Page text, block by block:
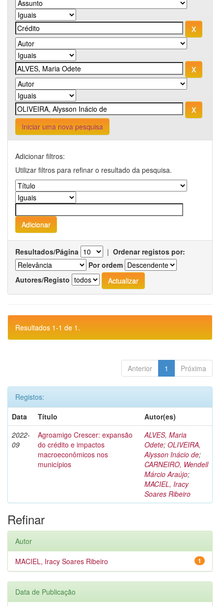
Iniciar uma nova pesquisa
Adicionar filtros:
Utilizar filtros para refinar o resultado da pesquisa.
Resultados/Página | Ordenar registos por:
Por ordem
Autores/Registo
Resultados 1-1 de 1.
Anterior 1 Próxima
Registos:
Data
Título
Autor(es)
2022-
09
Agroamigo Crescer: expansão
do crédito e impactos
macroeconômicos nos
municípios
ALVES, Maria
Odete; OLIVEIRA,
Alysson Inácio de;
CARNEIRO, Wendell
Márcio Araújo;
MACIEL, Iracy
Soares Ribeiro
Refinar
Autor
1
MACIEL, Iracy Soares Ribeiro
Data de Publicação